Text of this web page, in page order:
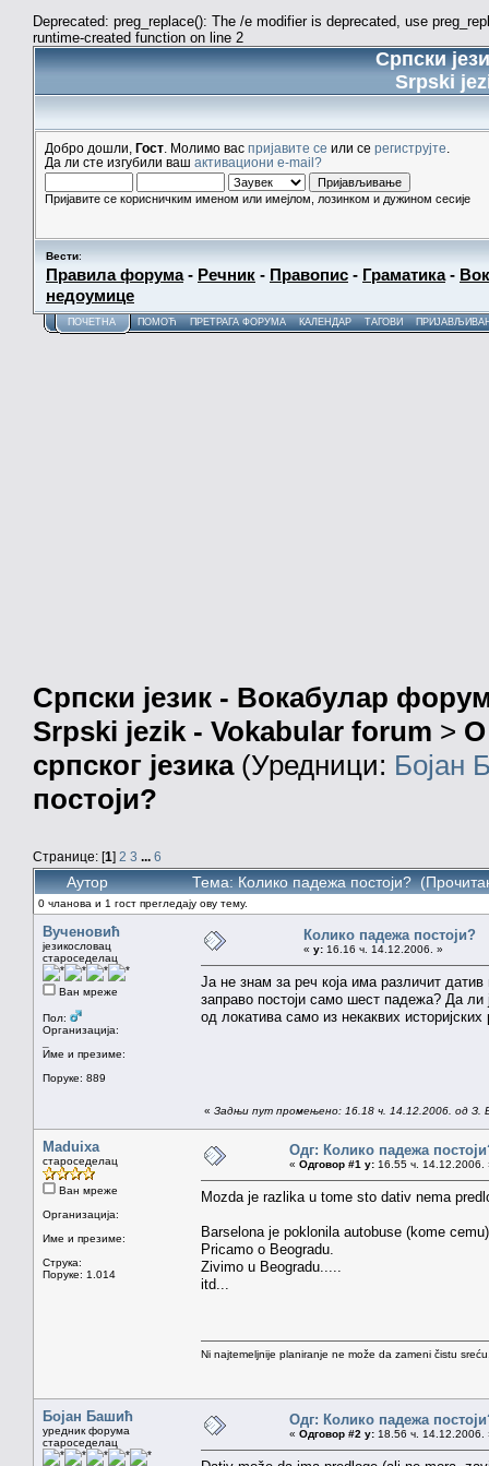
Deprecated: preg_replace(): The /e modifier is deprecated, use
runtime-created function on line 2
Српски
Srpski
Добро дошли, Гост . Молимо вас пријавите се или се региструјте
Да ли сте изгубили ваш активациони e-mail?
Пријавите се корисничким именом или имејлом, лозинком и дужином сесије
Вести:
Правила форума- Речник - Правопис - Граматика-
недоумице
ПОЧЕТНА ПОМОЋ ПРЕТРАГА ФОРУМА КАЛЕНДАР ТАГОВИ
Српски језик - Вокабулар
Srpski jezik - Vokabular forum > О
српског језика(Уредници: Бојан
постоји?
Странице: [1] 2 3 ... 6
Аутор Тема: Колико падежа постоји?
0 чланова и 1 гост прегледају ову тему.
Вученовић
језикословац
староседелац
Ван мреже
Пол:
Организација:
Име и презиме:
Поруке: 889
Колико падежа постоји?
« у: 16.16 ч. 14.12.2006. »
Ја не знам за реч која има различит
заправо постоји само шест падежа? Да ли
од локатива само из некаквих историјских
« Задњи пут промењено: 16.18 ч. 14.12.2006. од З.
Maduixa
староседелац
Ван мреже
Организација:
Име и презиме:
Струка:
Поруке: 1.014
Одг: Колико падежа
« Одговор #1 у: 16.55 ч. 14.12.2006.
Mozda je razlika u tome sto dativ nema
Barselona je poklonila autobuse (kome
Pricamo o Beogradu.
Zivimo u Beogradu.....
itd...
Ni najtemeljnije planiranje ne može da zameni čistu
Бојан Башић
уредник форума
староседелац
Одг: Колико падежа
« Одговор #2 у: 18.56 ч. 14.12.2006.